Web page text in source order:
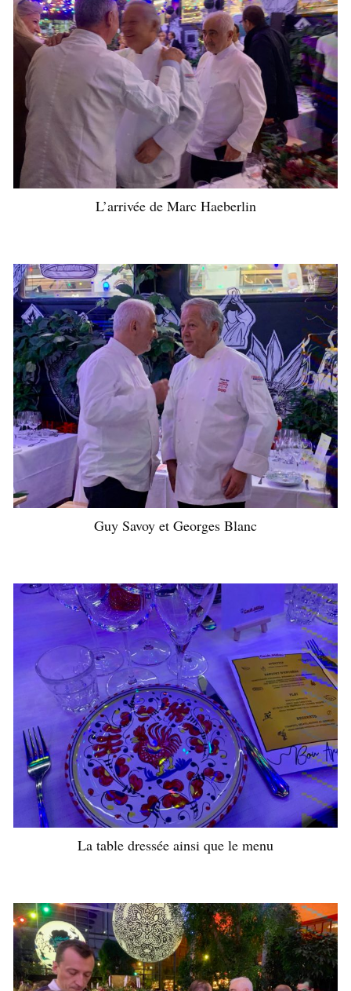
L’arrivée de Marc Haeberlin
Guy Savoy et Georges Blanc
La table dressée ainsi que le menu